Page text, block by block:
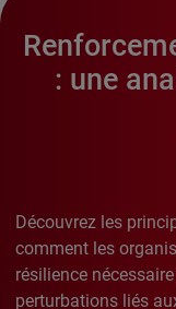
: une
Découvrez les
comment les
résilience
perturbations liés